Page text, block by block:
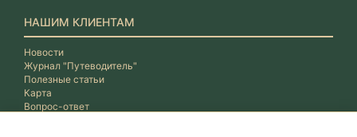
НАШИМ КЛИЕНТАМ
Новости
Журнал "Путеводитель"
Полезные статьи
Карта
Вопрос-ответ